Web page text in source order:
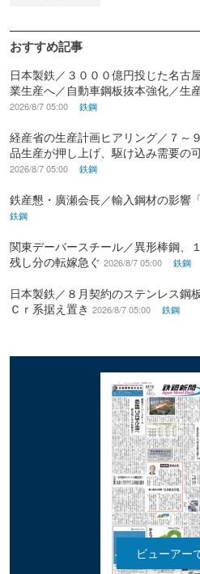
おすすめ記事
日本製鉄／３０００億円投じた名古
業生産へ／自動車鋼板抜本強化／生
2026/8/7 05:00 鉄鋼
経産省の生産計画ヒアリング／７～
品生産が押し上げ、駆け込み需要の
2026/8/7 05:00 鉄鋼
鉄産懇・廣瀬会長／輸入鋼材の影響
鉄鋼
関東デーバースチール／異形棒鋼、
残し分の転嫁急ぐ 2026/8/7 05:00 鉄鋼
日本製鉄／８月契約のステンレス鋼
Ｃｒ系据え置き 2026/8/7 05:00 鉄鋼